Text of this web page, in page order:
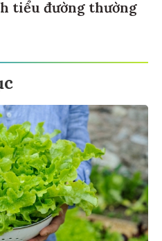
tiểu đường thường